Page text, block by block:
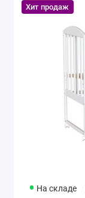
Хит продаж
На складе